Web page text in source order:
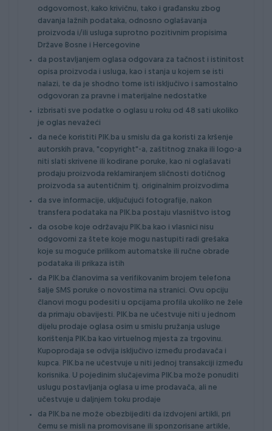
odgovornost, kako krivičnu, tako i građansku zbog
davanja lažnih podataka, odnosno oglašavanja
proizvoda i/ili usluga suprotno pozitivnim propisima
Države Bosne i Hercegovine
da postavljanjem oglasa odgovara za tačnost i istinitost
opisa proizvoda i usluga, kao i stanja u kojem se isti
nalazi, te da je shodno tome isti isključivo i samostalno
odgovoran za pravne i materijalne nedostatke
izbrisati sve podatke o oglasu u roku od 48 sati ukoliko
je oglas nevažeći
da neće koristiti PIK.ba u smislu da ga koristi za kršenje
autorskih prava, "copyright"-a, zaštitnog znaka ili logo-a
niti slati skrivene ili kodirane poruke, kao ni oglašavati
prodaju proizvoda reklamiranjem sličnosti dotičnog
proizvoda sa autentičnim tj. originalnim proizvodima
da sve informacije, uključujući fotografije, nakon
transfera podataka na PIK.ba postaju vlasništvo istog
da osobe koje održavaju PIK.ba kao i vlasnici nisu
odgovorni za štete koje mogu nastupiti radi grešaka
koje su moguće prilikom automatske ili ručne obrade
podataka ili prikaza istih
da PIK.ba članovima sa verifikovanim brojem telefona
šalje SMS poruke o novostima na stranici. Ovu opciju
članovi mogu podesiti u opcijama profila ukoliko ne žele
da primaju obavijesti. PIK.ba ne učestvuje niti u jednom
dijelu prodaje oglasa osim u smislu pružanja usluge
korištenja PIK.ba kao virtuelnog mjesta za trgovinu.
Kupoprodaja se odvija isključivo između prodavača i
kupca. PIK.ba ne učestvuje u niti jednoj transakciji između
korisnika. U pojedinim slučajevima PIK.ba može ponuditi
uslugu postavljanja oglasa u ime prodavača, ali ne
učestvuje u daljnjem toku prodaje
da PIK.ba ne može obezbijediti da izdvojeni artikli, pri
čemu se misli na promovisane ili sponzorisane artikle,